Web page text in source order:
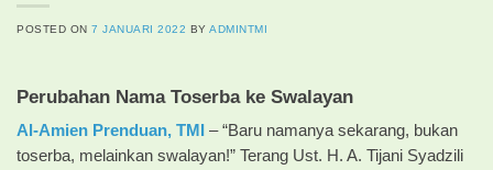
POSTED ON7 JANUARI 2022 BYADMINTMI
Perubahan Nama Toserba ke Swalayan
Al-Amien Prenduan, TMI – “Baru namanya sekarang, bukan
toserba, melainkan swalayan!” Terang Ust. H. A. Tijani Syadzili